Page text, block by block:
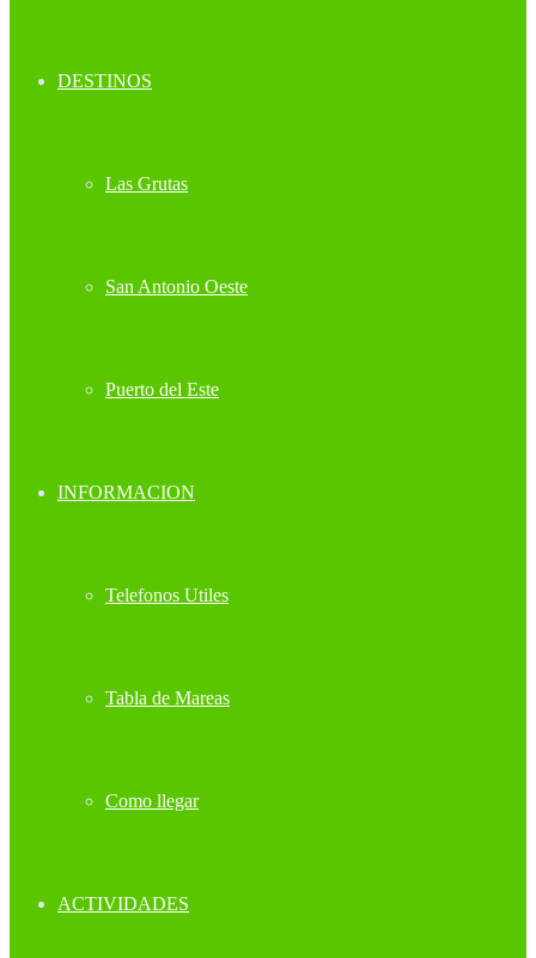
DESTINOS
Las Grutas
San Antonio Oeste
Puerto del Este
INFORMACION
Telefonos Utiles
Tabla de Mareas
Como llegar
ACTIVIDADES